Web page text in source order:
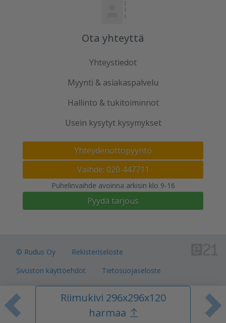
Riimukivi 296x296x120
harmaa
Ota yhteyttä
Yhteystiedot
Myynti & asiakaspalvelu
Hallinto & tukitoiminnot
Usein kysytyt kysymykset
Yhteydenottopyyntö
Vaihde: 020 447711
Puhelinvaihde avoinna arkisin klo 9-16
Pyydä tarjous
© Rudus Oy
Rekisteriseloste
Sivuston käyttöehdot
Tietosuojaseloste
Verkkokauppojen toimitusalueet
Toimitusehdot
Evästeasetukset